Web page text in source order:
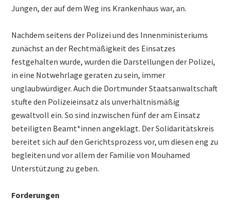
Jungen, der auf dem Weg ins Krankenhaus war, an.
Nachdem seitens der Polizei und des Innenministeriums
zunächst an der Rechtmäßigkeit des Einsatzes
festgehalten wurde, wurden die Darstellungen der Polizei,
in eine Notwehrlage geraten zu sein, immer
unglaubwürdiger. Auch die Dortmunder Staatsanwaltschaft
stufte den Polizeieinsatz als unverhältnismäßig
gewaltvoll ein. So sind inzwischen fünf der am Einsatz
beteiligten Beamt*innen angeklagt. Der Solidaritätskreis
bereitet sich auf den Gerichtsprozess vor, um diesen eng zu
begleiten und vor allem der Familie von Mouhamed
Unterstützung zu geben.
Forderungen